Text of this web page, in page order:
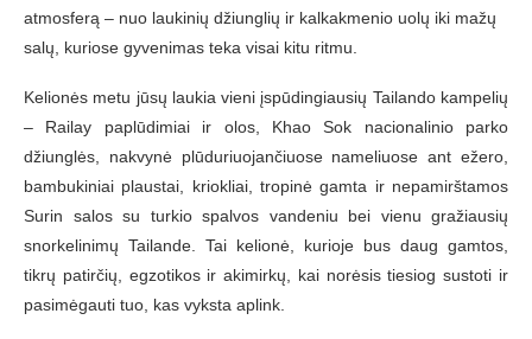
atmosferą – nuo laukinių džiunglių ir kalkakmenio uolų iki mažų
salų, kuriose gyvenimas teka visai kitu ritmu.
Kelionės metu jūsų laukia vieni įspūdingiausių Tailando kampelių
– Railay paplūdimiai ir olos, Khao Sok nacionalinio parko
džiunglės, nakvynė plūduriuojančiuose nameliuose ant ežero,
bambukiniai plaustai, kriokliai, tropinė gamta ir nepamirštamos
Surin salos su turkio spalvos vandeniu bei vienu gražiausių
snorkelinimų Tailande. Tai kelionė, kurioje bus daug gamtos,
tikrų patirčių, egzotikos ir akimirkų, kai norėsis tiesiog sustoti ir
pasimėgauti tuo, kas vyksta aplink.